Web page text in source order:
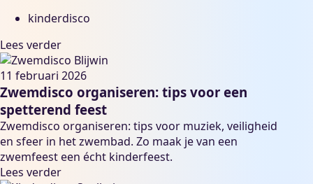
kinderdisco
Lees verder
11 februari 2026
Zwemdisco organiseren: tips voor een
spetterend feest
Zwemdisco organiseren: tips voor muziek, veiligheid
en sfeer in het zwembad. Zo maak je van een
zwemfeest een écht kinderfeest.
Lees verder